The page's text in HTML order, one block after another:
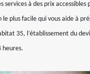
services à des prix
le plus facile qui vous aide à
35, l’établissement du
heures.